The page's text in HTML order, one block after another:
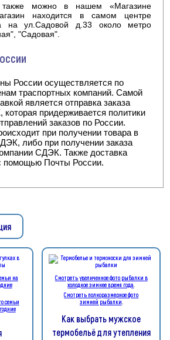
также можно в нашем «Магазине
находится в самом центре
на ул.Садовой д.33 около метро
"Садовая".
России осуществляется по
траспортных компаний. Самой
является отправка заказа
придерживается политики
заказов по России.
при получении товара в
либо при получении заказа
СДЭК. Также доставка
помощью Почты России.
на
семьи
Смотреть увеличенное фото рыбалки в
холодное зимнее время года
Смотреть полноразмерное фото
зимней рыбалки
Как выбрать мужское
термобельё для утепления